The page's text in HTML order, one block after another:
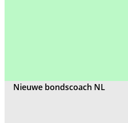
Nieuwe bondscoach NL